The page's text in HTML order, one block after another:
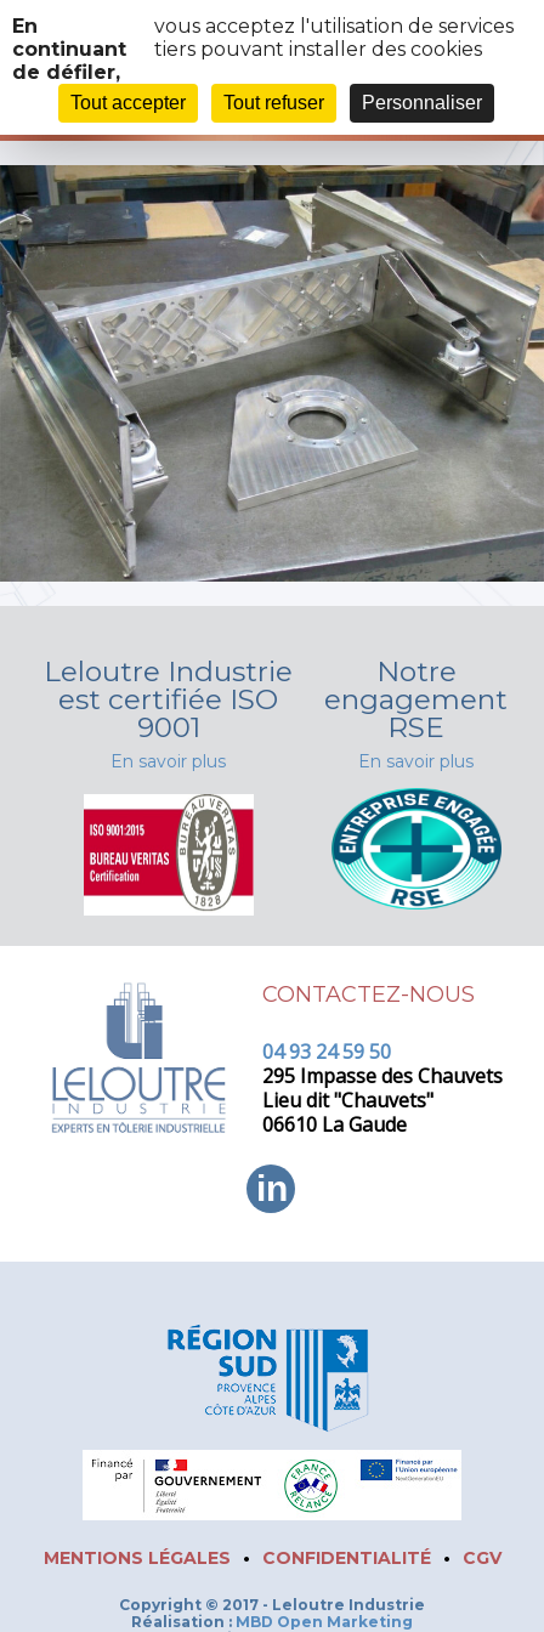
IMAGE-USINAGE5
Leloutre Industrie
est certifiée ISO
9001
En savoir plus
Notre
engagement
RSE
En savoir plus
CONTACTEZ-NOUS
04 93 24 59 50
295 Impasse des Chauvets
Lieu dit "Chauvets"
06610 La Gaude
in
MENTIONS LÉGALES • CONFIDENTIALITÉ • CGV
Copyright © 2017 - Leloutre Industrie
Réalisation : MBD Open Marketing
Panneau de gestion des cookies
En
continuant
de défiler,
vous acceptez l'utilisation de services
tiers pouvant installer des cookies
Tout accepter Tout refuser Personnaliser